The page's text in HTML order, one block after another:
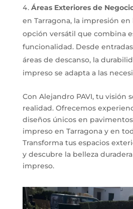
Áreas Exteriores de
en Tarragona, la impresión
opción versátil que combina
funcionalidad. Desde
áreas de descanso, la
impreso se adapta a las
Con Alejandro PAVI, tu visión
realidad. Ofrecemos
diseños únicos en
impreso en Tarragona y en
Transforma tus espacios
y descubre la belleza
impreso.